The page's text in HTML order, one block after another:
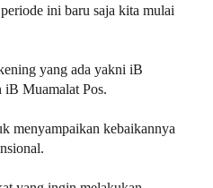
ini baru saja kita mulai
yang ada yakni iB
Muamalat Pos.
menyampaikan kebaikannya